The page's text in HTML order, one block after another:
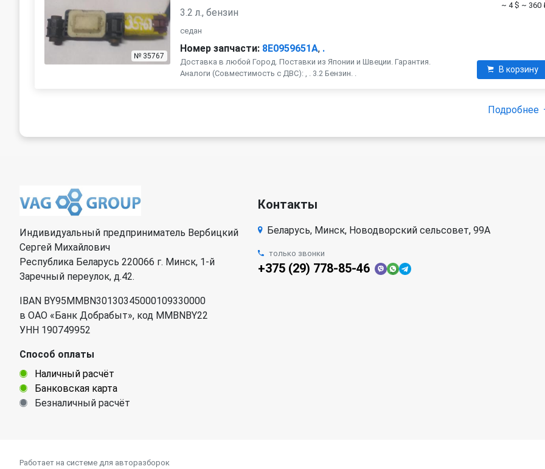
№ 35767
3.2 л., бензин
седан
Номер запчасти: 8E0959651A, .
Доставка в любой Город. Поставки из Японии и Швеции. Гарантия.
Аналоги (Совместимость с ДВС): , . 3.2 Бензин. .
~ 4 $ ~ 360
В корзину
Подробнее
Индивидуальный предприниматель Вербицкий
Сергей Михайлович
Республика Беларусь 220066 г. Минск, 1-й
Заречный переулок, д.42.
IBAN BY95MMBN30130345000109330000
в ОАО «Банк Добрабыт», код MMBNBY22
УНН 190749952
Способ оплаты
Наличный расчёт
Банковская карта
Безналичный расчёт
Контакты
Беларусь, Минск, Новодворский сельсовет, 99А
только звонки
+375 (29) 778-85-46
Работает на системе для авторазборок